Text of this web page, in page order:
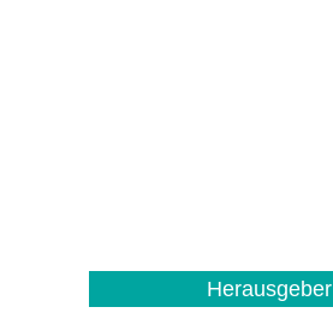
Herausgeber